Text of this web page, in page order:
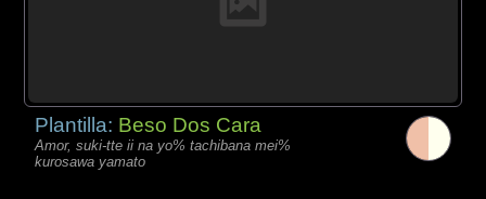
Plantilla: Beso Dos Cara
Amor, suki-tte ii na yo% tachibana mei%
kurosawa yamato